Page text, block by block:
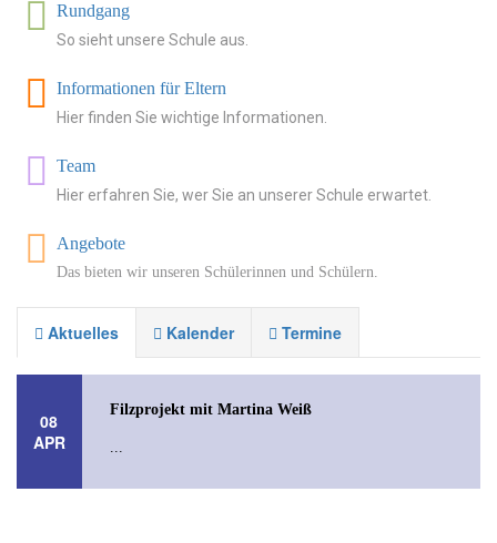
Rundgang
So sieht unsere Schule aus.
Informationen für Eltern
Hier finden Sie wichtige Informationen.
Team
Hier erfahren Sie, wer Sie an unserer Schule erwartet.
Angebote
Das bieten wir unseren Schülerinnen und Schülern.
Aktuelles Kalender Termine
08
APR
...
08
APR
Filzprojekt mit Martina Weiß
...